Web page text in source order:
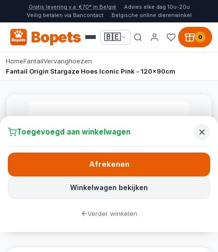
Gratis levering v.a. €70* in België
Advies elke dag 10u-20u
Veilig betalen via Bancontact
Belgische online dierenwinkel
Bopets 🇧🇪 0
HomeFantailVervanghoezen
Fantail Origin Stargaze Hoes Iconic Pink - 120x90cm
Toegevoegd aan winkelwagen
Winkelwagen bekijken
Afrekenen
Verder winkelen